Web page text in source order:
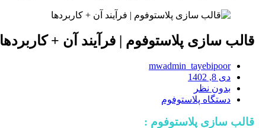
قالب سازی پلاستوفوم | فرآیند آن + کاربردها
mwadmin_tayebipoor
دی 8, 1402
بدون نظر
دستگاه پلاستوفوم
قالب سازی پلاستوفوم :